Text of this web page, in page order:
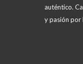
auténtico.
y pasión por